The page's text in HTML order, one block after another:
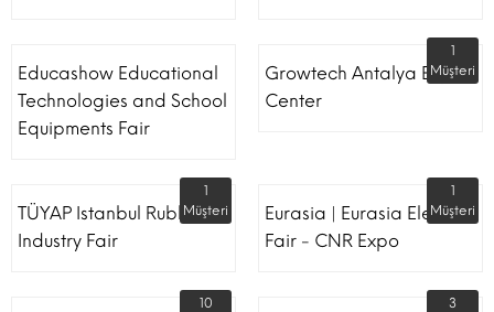
Educashow Educational
Technologies and School
Equipments Fair
Growtech Antalya Expo
Center
1
Müşteri
TÜYAP Istanbul Rubber
Industry Fair
1
Müşteri
Eurasia | Eurasia Elevator
Fair - CNR Expo
1
Müşteri
10
3